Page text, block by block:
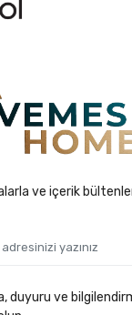
ve içerik
duyuru ve